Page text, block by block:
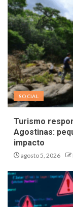
SOCIAL
Turismo
Agostinas:
impacto
agosto 5, 2026